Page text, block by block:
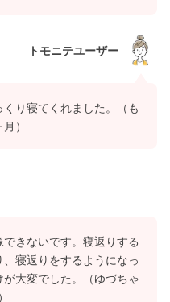
トモニテユーザー
り寝てくれました。（も
）
きないです。寝返りする
寝返りをするようになっ
大変でした。（ゆづちゃ